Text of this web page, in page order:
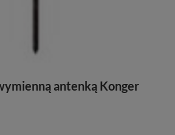
antenką Konger